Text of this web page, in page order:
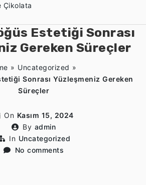
Çikolata
Estetiği Sonrası
Gereken Süreçler
» Uncategorized »
Sonrası Yüzleşmeniz Gereken
Süreçler
On Kasım 15, 2024
By admin
In Uncategorized
No comments